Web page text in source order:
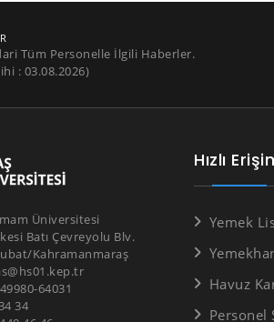
Tüm Personelle İlgili Haberler.
: 03.08.2026)
Üniversitesi
Batı Çevreyolu Blv.
Kahramanmaraş
64031
34 34
Hızlı
Yemek
Havuz
Personel